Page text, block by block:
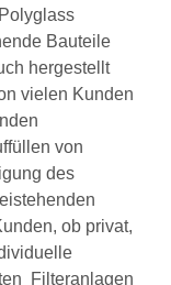
Bauteile
hergestellt
vielen Kunden
von
des
ob privat,
Filteranlagen